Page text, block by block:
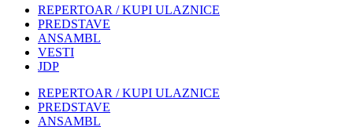
REPERTOAR / KUPI ULAZNICE
PREDSTAVE
ANSAMBL
VESTI
JDP
REPERTOAR / KUPI ULAZNICE
PREDSTAVE
ANSAMBL